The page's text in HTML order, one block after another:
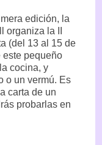
edición, la
la II
(del 13 al 15 de
este pequeño
cocina, y
o un vermú. Es
carta de un
probarlas en